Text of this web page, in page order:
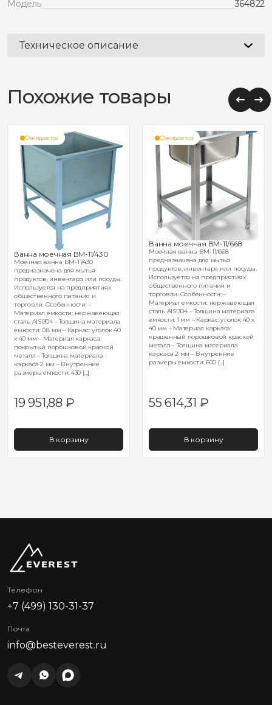
Модель
364822
Техническое описание
Похожие товары
Ожидается
Ванна моечная ВМ-11/430
Моечная ванна ВМ-11/430
предназначена для мытья
продуктов, инвентаря или посуды.
Используется на предприятиях
общественного питания и
торговли. Особенности: –
Материал емкости: нержавеющая
сталь AISI304 – Толщина материала
емкости: 0,8 мм – Каркас: уголок 40
х 40 мм – Материал каркаса:
покрытый порошковой краской
металл – Толщина материала
каркаса 2 мм – Внутренние
размеры емкости: 430 […]
19 951,88 ₽
В корзину
Ожидается
Ванна моечная ВМ-11/668
Моечная ванна ВМ-11/668
предназначена для мытья
продуктов, инвентаря или посуды.
Используется на предприятиях
общественного питания и
торговли. Особенности: –
Материал емкости: нержавеющая
сталь AISI304 – Толщина материала
емкости: 1 мм – Каркас: уголок 40 х
40 мм – Материал каркаса:
крашенный порошковой краской
металл – Толщина материала
каркаса 2 мм – Внутренние
размеры емкости: 600 […]
55 614,31 ₽
В корзину
Телефон
+7 (499) 130-31-37
Почта
info@besteverest.ru